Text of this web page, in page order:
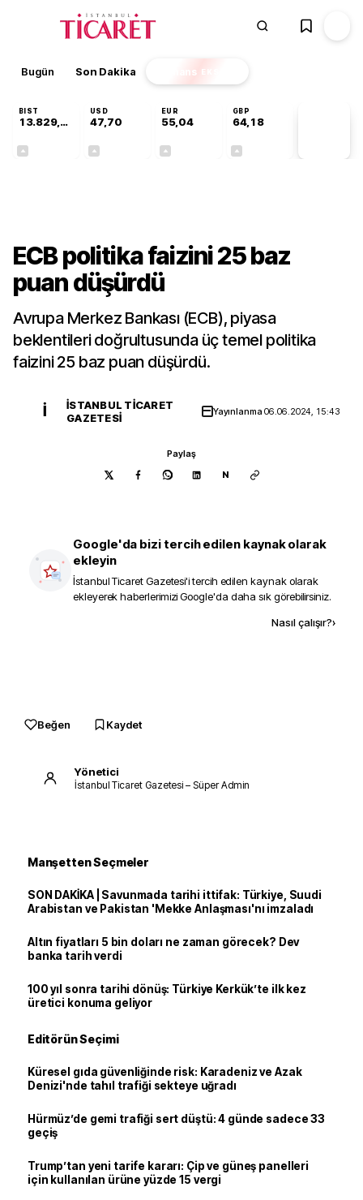
Bugün Son Dakika Finans EKSTRA
BIST
13.829,08
USD
47,70
EUR
55,04
GBP
64,18
ECB politika faizini 25 baz
puan düşürdü
Avrupa Merkez Bankası (ECB), piyasa
beklentileri doğrultusunda üç temel politika
faizini 25 baz puan düşürdü.
İ
İSTANBUL TICARET
GAZETESI
Yayınlanma06.06.2024, 15:43
Paylaş
N
Google'da bizi tercih edilen kaynak olarak
ekleyin
İstanbul Ticaret Gazetesi'i tercih edilen kaynak olarak
ekleyerek haberlerimizi Google'da daha sık görebilirsiniz.
Nasıl çalışır?›
Beğen Kaydet
Yönetici
İstanbul Ticaret Gazetesi – Süper Admin
Manşetten Seçmeler
SON DAKİKA | Savunmada tarihi ittifak: Türkiye, Suudi
Arabistan ve Pakistan 'Mekke Anlaşması'nı imzaladı
Altın fiyatları 5 bin doları ne zaman görecek? Dev
banka tarih verdi
100 yıl sonra tarihi dönüş: Türkiye Kerkük’te ilk kez
üretici konuma geliyor
Editörün Seçimi
Küresel gıda güvenliğinde risk: Karadeniz ve Azak
Denizi'nde tahıl trafiği sekteye uğradı
Hürmüz’de gemi trafiği sert düştü: 4 günde sadece 33
geçiş
Trump’tan yeni tarife kararı: Çip ve güneş panelleri
için kullanılan ürüne yüzde 15 vergi